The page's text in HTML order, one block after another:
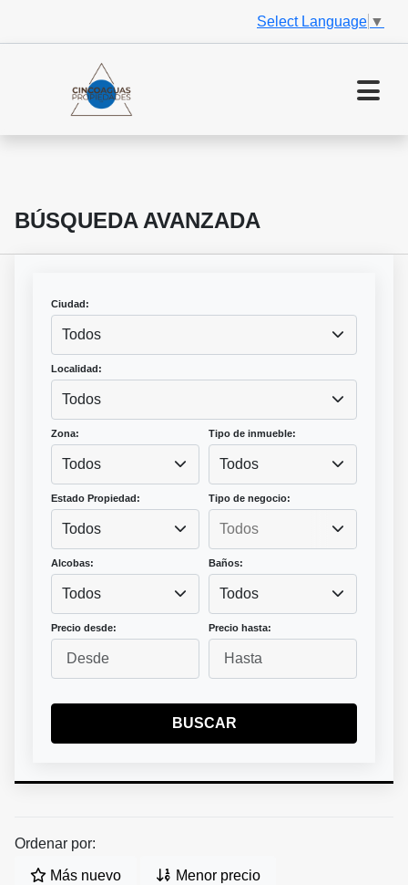
Select Language ▼
BÚSQUEDA AVANZADA
Ciudad:
Todos
Localidad:
Todos
Zona:
Todos
Tipo de inmueble:
Todos
Estado Propiedad:
Todos
Tipo de negocio:
Alcobas:
Todos
Baños:
Todos
Precio desde: Precio hasta:
BUSCAR
Ordenar por:
Más nuevo Menor precio